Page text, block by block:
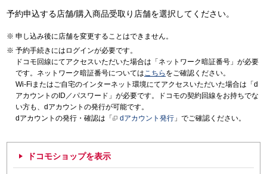
予約申込する店舗/購入商品受取り店舗を選択してください。
申し込み後に店舗を変更することはできません。
予約手続きにはログインが必要です。
ドコモ回線にてアクセスいただいた場合は「ネットワーク暗証番号」が必要
です。ネットワーク暗証番号についてはこちら をご確認ください。
Wi-Fiまたはご自宅のインターネット環境にてアクセスいただいた場合は「d
アカウントのID／パスワード」が必要です。ドコモの契約回線をお持ちでな
い方も、dアカウントの発行が可能です。
dアカウントの発行・確認は「
dアカウント発行 」でご確認ください。
ドコモショップを表示